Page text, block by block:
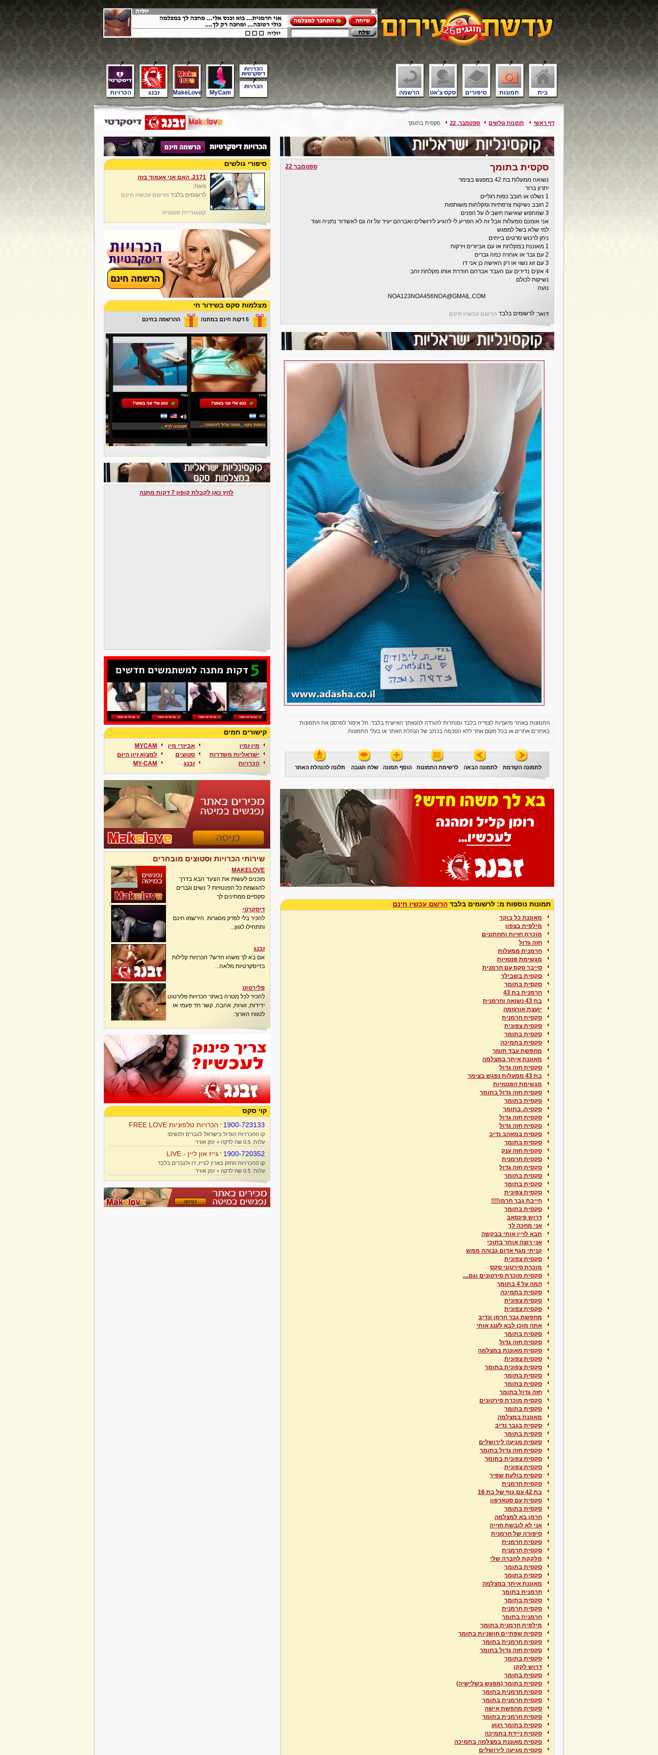
בית תמונות סיפורים סקס צ'אט הרשמה הכרויות זבנג MakeLove MyCam
דף ראשי תמונות גולשים ספטמבר, 22 סקסית בתומך
סקסית בתומך
ספטמבר 22
נשואה ממעלות בת 42 במפגש בצימר
יתרון ברור
1 נשלט או חובב כפות רגליים
2 חובב נשיקות צרפתיות ומקלחות משותפות
3 שמחפש שאישה תשב לו על הפנים
אני אומנם ממעלות אבל זה לא הפריע לי להגיע לירושלים ואברהם יעיד על זה גם לאשדוד נתניה ועוד
למי שלא בשל למפגש
ניתן לרכוש סרטים בייתים
1 מאוננת במקלחת או עם אביזרים וירקות
2 עם גבר או אורגיה כמה גברים
3 עם זוג נשוי או רק האישה כן אני דו
4 אקים נדירים עם העבד אברהם חודרת אותו מקלחת זהב
נשיקות לכולם
נועה
NOA123NOA456NOA@GMAIL.COM
דואר: לרשומים בלבד הרשם עכשיו חינם
התמונות באתר מיועדות לצפייה בלבד ומותרות להורדה להנאתך האישית בלבד. חל איסור לפרסם את התמונות
באתרים אחרים או בכל מקום אחר ללא הסכמה בכתב של הנהלת האתר או בעלי התמונות.
לתמונה הקודמת לתמונה הבאה לרשימת התמונות הוסף תמונה שלח תגובה תלונה להנהלת האתר
תמונות נוספות מ: לרשומים בלבד הרשם עכשיו חינם
מאוננת כל בוקר
מילפית בצפון
מוכרת חזיות ותחתונים
חזה גדול
חרמנית ממעלות
מגשימת פנטזיות
סייבר סקס עם חרמנית
סקסית בשבילך
סקסית בתומך
חרמנית בת 43
בת 43 נשואה וחרמנית
יועצת אורגזמה
סקסית חרמנית
סקסית צפונית
סקסית בתומך
סקסית בתמיכה
מחפשת עבד תומך
מאוננת איתך במצלמה
סקסית חזה גדול
בת 43 ממעלות נפגש בצימר
מגשימת הפנטזיות
סקסית חזה גדול בתומך
סקסית בתומך
סקסית. בתומך
סקסית חזה גדול
סקסית חזה גדול
סקסית במאהב נדיב
סקסית בתומך
סקסית חזה ענק
סקסית חרמנית
סקסית חזה גדול
סקסית בתומך
סקסית בתומך
סקסית צפונית
חייבת גבר חרמן!!!!
סקסית בתומך
דרוש פינסאב
אני מחכה לך
תבא לזיין אותי בבקשה
אני רוצה אותך בתוכי
קניתי מגף אדום גבוהה ממש
סקסית צפונית
מוכרת סירטוני סקס
סקסית מוכרת סירטונים וגם....
חמה על 4 בתומך
סקסית בתמיכה
סקסית צפונית
סקסית צפונית
מחפשת גבר חרמן ונדיב
אתה מוכן לבא לענג אותי
סקסית בתומך
סקסית חזה גדול
סקסית מאוננת במצלמה
סקסית צפונית
סקסית צפונית בתומך
סקסית בתומך
סקסית בתומך
חזה גדול בתומך
סקסית מוכרת סירטונים
סקסית בתומך
מאוננת במצלמה
סקסית בגבר נדיב
סקסית בתומך
סקסית מגיעה לירושלים
סקסית חזה גדול בתומך
סקסית צפונית בתומך
סקסית צפונית
סקסית בולעת שפיך
סקסית חרמנית
בת 42 עם גוף של בת 16
סקסית עם סטארפון
סקסית בתומך
חרמן בא למצלמה
אני לא לובשת חזייה
סיפורה של חרמנית
סקסית חרמנית
סקסית חרמנית
מלקקת לחברה שלי
סקסית בתומך
סקסית בתומך
מאוננת איתך במצלמה
חרמנית בתומך
סקסית בתומך
סקסית חרמנית
חרמנית בתומך
מילפית חרמנית בתומך
סקסית שפתיים חושניות בתומך
סקסית חרמנית בתומך
סקסית חזה גדול בתומך
סקסית בתומך
דרוש לקקן
סקסית בתומך
סקסית בתומך (מפגש בשלישיה)
סקסית חרמנית בתומך
סקסית חרמנית בתומך
סקסית מחפשת אישה
סקסית חרמנית בתומך
סקסית בתומך רגוע
סקסית ניידת בתמיכה
סקסית מאוננת במצלמה בתמיכה
סקסית מגיעה לירושלים
סיפורי גולשים
2171. האם אני אעמוד בזה
מאת:
לרשומים בלבד הרשם עכשיו חינם
קטגוריית פנטזיה
מצלמות סקס בשידור חי
5 דקות חינם במתנה ההרשמה בחינם
לחץ כאן לקבלת קופון 7 דקות מתנה
קישורים חמים
מין זמין
ישראליות משדרות
הכרויות
אביזרי מין
סטוצים
זבנג
MYCAM
למצוא זיון היום
MY-CAM
שירותי הכרויות וסטוצים מובחרים
MAKELOVE
מוכנים לעשות את הצעד הבא בדרך
להגשמת כל הפנטזיות ? נשים וגברים
סקסיים ממתינים לך
דיסקרטי
להכיר בלי לפרק מסגרות. הירשמו חינם
ותתחילו לגוון...
זבנג
אם בא לך משהו חדש? הכרויות קלילות
בדיסקרטיות מלאה...
פלירטוט
להכיר לכל מטרה באתר הכרויות פלירטוט.
ידידות, זוגיות, אהבה, קשר חד פעמי או
לטווח הארוך.
קוי סקס
1900-723133
- הכרויות טלפוניות FREE LOVE
קו ההכרויות הגדול בישראל לגברים ולנשים!
עלות: 0.5 שח לדקה + זמן אוויר
1900-720352
- גייז און ליין - LIVE
קו ההכרויות החזק בארץ לגייז, דו ולגברים בלבד
עלות: 0.5 שח לדקה + זמן אוויר